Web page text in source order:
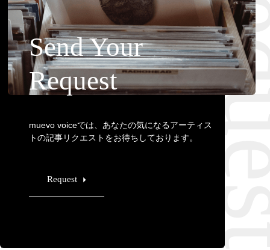
Send Your
Request
muevo voiceでは、あなたの気になるアーティス
トの記事リクエストをお待ちしております。
Request